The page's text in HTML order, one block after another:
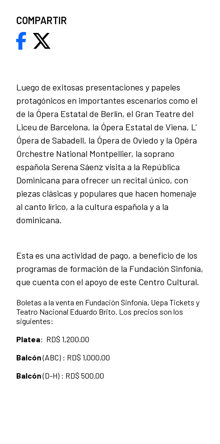
Luego de exitosas presentaciones y papeles
protagónicos en importantes escenarios como el
de la Ópera Estatal de Berlín, el Gran Teatre del
Liceu de Barcelona, la Ópera Estatal de Viena, L'
Ópera de Sabadell, la Ópera de Oviedo y la Opéra
Orchestre National Montpellier, la soprano
española Serena Sáenz visita a la República
Dominicana para ofrecer un recital único, con
piezas clásicas y populares que hacen homenaje
al canto lírico, a la cultura española y a la
dominicana.
Esta es una actividad de pago, a beneficio de los
programas de formación de la Fundación Sinfonía,
que cuenta con el apoyo de este Centro Cultural.
Boletas a la venta en Fundación Sinfonía, Uepa Tickets y
Teatro Nacional Eduardo Brito. Los precios son los
siguientes:
Platea: RD$ 1,200.00
Balcón(ABC) : RD$ 1,000.00
Balcón(D-H) : RD$ 500.00
COMPARTIR